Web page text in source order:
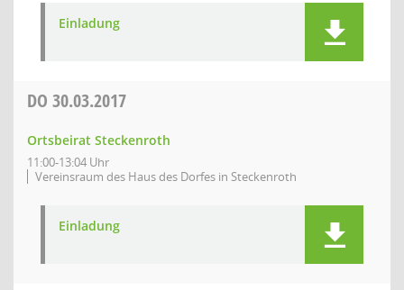
Einladung
DO 30.03.2017
Ortsbeirat Steckenroth
11:00-13:04 Uhr
Vereinsraum des Haus des Dorfes in Steckenroth
Einladung